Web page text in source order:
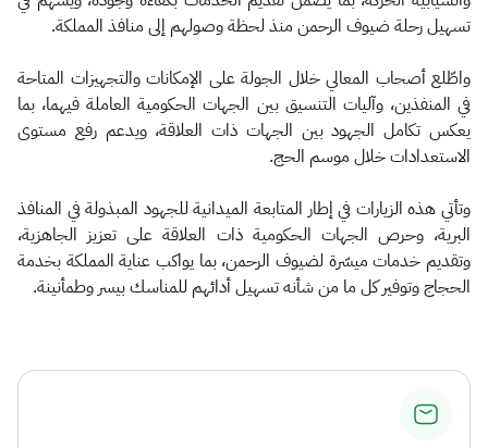
تسهيل رحلة ضيوف الرحمن منذ لحظة وصولهم إلى منافذ المملكة.
واطّلع أصحاب المعالي خلال الجولة على الإمكانات والتجهيزات المتاحة
في المنفذين، وآليات التنسيق بين الجهات الحكومية العاملة فيهما، بما
يعكس تكامل الجهود بين الجهات ذات العلاقة، ويدعم رفع مستوى
الاستعدادات خلال موسم الحج.
وتأتي هذه الزيارات في إطار المتابعة الميدانية للجهود المبذولة في المنافذ
البرية، وحرص الجهات الحكومية ذات العلاقة على تعزيز الجاهزية،
وتقديم خدمات ميسّرة لضيوف الرحمن، بما يواكب عناية المملكة بخدمة
الحجاج وتوفير كل ما من شأنه تسهيل أدائهم للمناسك بيسر وطمأنينة.